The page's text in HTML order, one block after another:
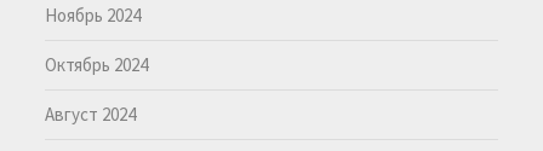
Ноябрь 2024
Октябрь 2024
Август 2024